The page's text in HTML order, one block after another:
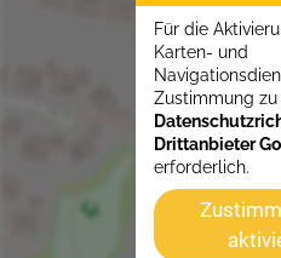
Für die
Karten- und
Zustimmung zu
Drittanbieter
erforderlich.